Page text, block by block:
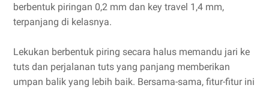
berbentuk piringan 0,2 mm dan key travel 1,4 mm,
terpanjang di kelasnya.
Lekukan berbentuk piring secara halus memandu jari ke
tuts dan perjalanan tuts yang panjang memberikan
umpan balik yang lebih baik. Bersama-sama, fitur-fitur ini